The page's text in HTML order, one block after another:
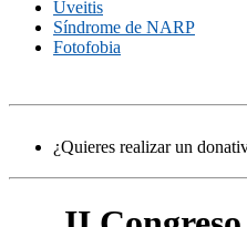
Uveitis
Síndrome de NARP
Fotofobia
¿Quieres realizar un